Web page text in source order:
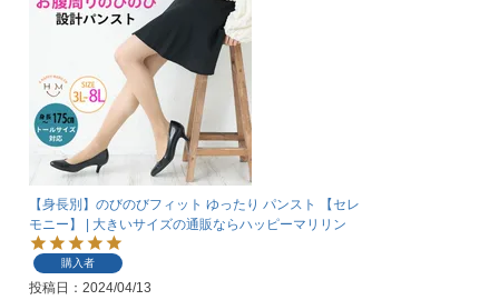
【身長別】のびのびフィット ゆったり パンスト 【セレ
モニー】 | 大きいサイズの通販ならハッピーマリリン
購入者
投稿日 2024/04/13